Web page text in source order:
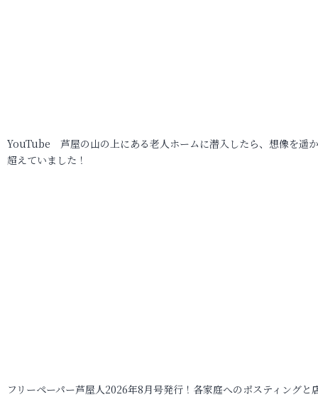
YouTube 芦屋の山の上にある老人ホームに潜入したら、想像を遥
超えていました！
フリーペーパー芦屋人2026年8月号発行！各家庭へのポスティングと